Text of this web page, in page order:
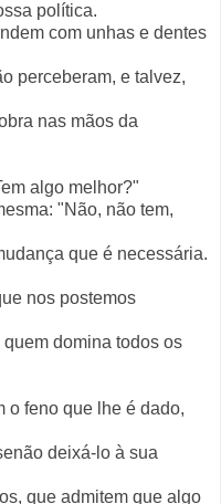
política.
com unhas e dentes
perceberam, e talvez,
nas mãos da
algo melhor?"
"Não, não tem,
que é necessária.
nos postemos
domina todos os
o feno que lhe é dado,
deixá-lo à sua
que admitem que algo